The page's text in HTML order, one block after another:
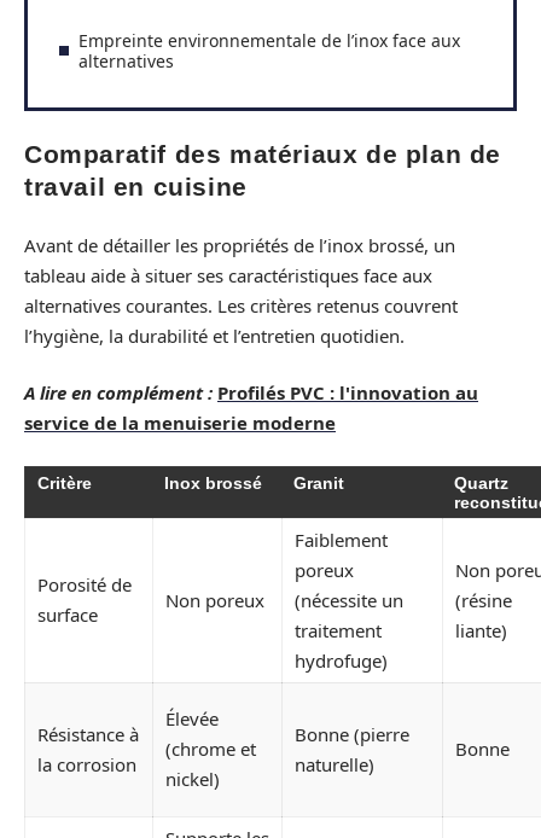
Empreinte environnementale de l’inox face aux
alternatives
Comparatif des matériaux de plan de
travail en cuisine
Avant de détailler les propriétés de l’inox brossé, un
tableau aide à situer ses caractéristiques face aux
alternatives courantes. Les critères retenus couvrent
l’hygiène, la durabilité et l’entretien quotidien.
A lire en complément : Profilés PVC : l'innovation au
service de la menuiserie moderne
Critère Inox brossé Granit
Quartz
Porosité de
surface
Non poreux
Faiblement
poreux
(nécessite un
traitement
hydrofuge)
Non
(résine
liante)
Résistance à
la corrosion
Élevée
(chrome et
nickel)
Bonne (pierre
naturelle)
Bonne